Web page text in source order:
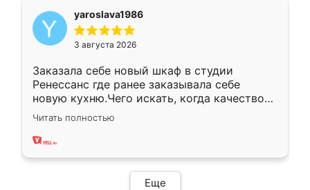
yaroslava1986
3 августа 2026
Заказала себе новый шкаф в студии
Ренессанс где ранее заказывала себе
новую кухню.Чего искать, когда качеством
вполне довольна. Служит кухня уже почти
два года, нареканий нет.
Читать полностью
Еще